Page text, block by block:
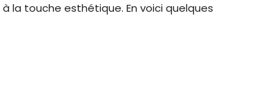
la touche esthétique. En voici quelques